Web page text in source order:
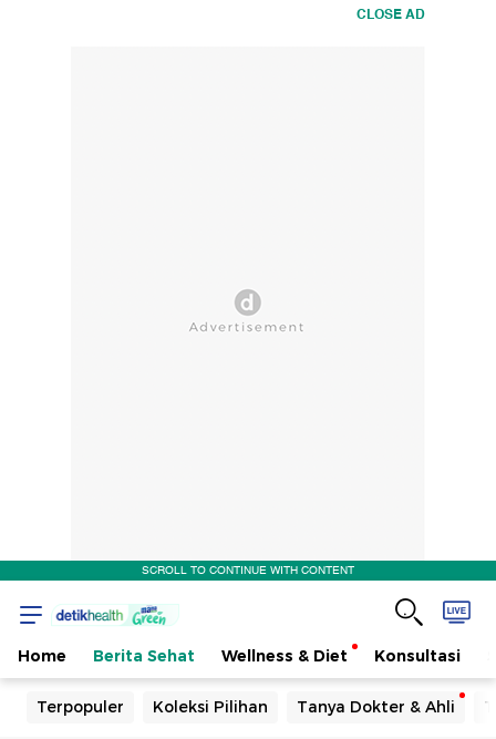
CLOSE AD
SCROLL TO CONTINUE WITH CONTENT
Home Berita Sehat Wellness & Diet Konsultasi
Terpopuler Koleksi Pilihan Tanya Dokter & Ahli